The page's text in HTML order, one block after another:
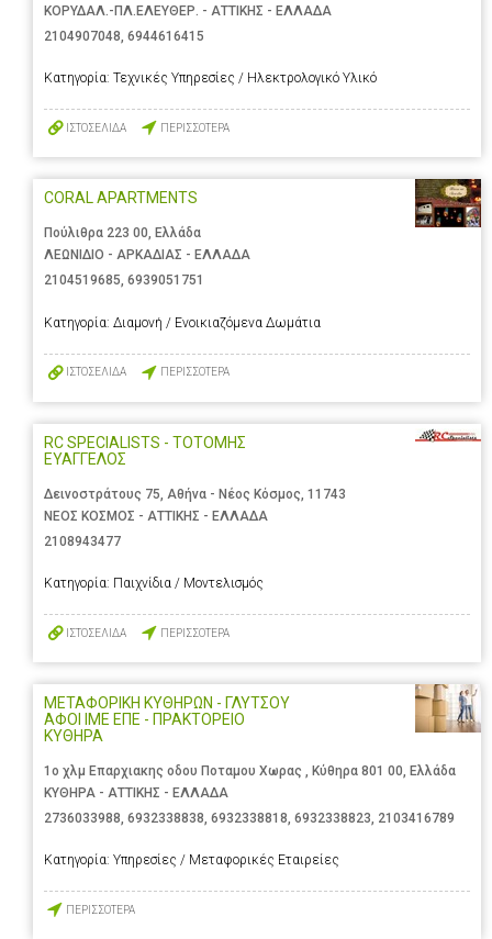
ΚΟΡΥΔΑΛ.-ΠΛ.ΕΛΕΥΘΕΡ. - ΑΤΤΙΚΗΣ - ΕΛΛΑΔΑ
2104907048, 6944616415
Κατηγορία: Τεχνικές Υπηρεσίες / Ηλεκτρολογικό Υλικό
ΙΣΤΟΣΕΛΙΔΑ ΠΕΡΙΣΣΟΤΕΡΑ
CORAL APARTMENTS
Πούλιθρα 223 00, Ελλάδα
ΛΕΩΝΙΔΙΟ - ΑΡΚΑΔΙΑΣ - ΕΛΛΑΔΑ
2104519685, 6939051751
Κατηγορία: Διαμονή / Ενοικιαζόμενα Δωμάτια
ΙΣΤΟΣΕΛΙΔΑ ΠΕΡΙΣΣΟΤΕΡΑ
RC SPECIALISTS - ΤΟΤΟΜΗΣ
ΕΥΑΓΓΕΛΟΣ
Δεινοστράτους 75, Αθήνα - Νέος Κόσμος, 11743
ΝΕΟΣ ΚΟΣΜΟΣ - ΑΤΤΙΚΗΣ - ΕΛΛΑΔΑ
2108943477
Κατηγορία: Παιχνίδια / Μοντελισμός
ΙΣΤΟΣΕΛΙΔΑ ΠΕΡΙΣΣΟΤΕΡΑ
ΜΕΤΑΦΟΡΙΚΗ ΚΥΘΗΡΩΝ - ΓΛΥΤΣΟΥ
ΑΦΟΙ ΙΜΕ ΕΠΕ - ΠΡΑΚΤΟΡΕΙΟ
ΚΥΘΗΡΑ
1ο χλμ Επαρχιακης οδου Ποταμου Χωρας , Κύθηρα 801 00, Ελλάδα
ΚΥΘΗΡΑ - ΑΤΤΙΚΗΣ - ΕΛΛΑΔΑ
2736033988, 6932338838, 6932338818, 6932338823, 2103416789
Κατηγορία: Υπηρεσίες / Μεταφορικές Εταιρείες
ΠΕΡΙΣΣΟΤΕΡΑ